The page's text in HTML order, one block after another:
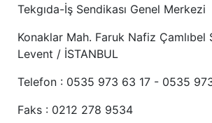
Tekgıda-İş Sendikası Genel Merkezi
Konaklar Mah. Faruk Nafiz Çamlıbel
Levent / İSTANBUL
Telefon : 0535 973 63 17 - 0535
Faks : 0212 278 9534